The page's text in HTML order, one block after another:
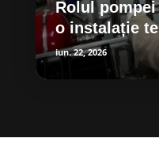
Rolul
o instalație
iun. 22, 2026